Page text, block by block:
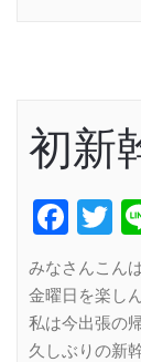
初新
みなさんこん
金曜日を楽し
私は今出張の
久しぶりの新